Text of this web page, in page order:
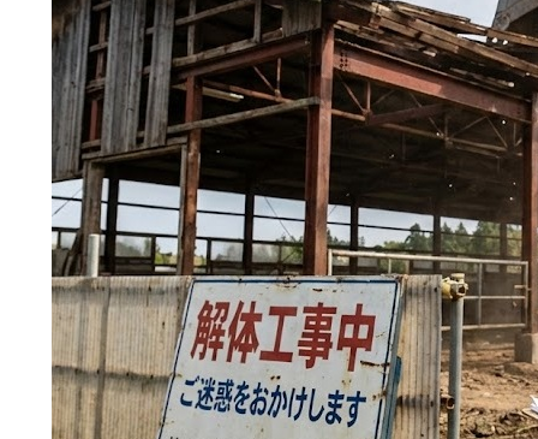
会社概要
施工事例
現場ブログ
補助金情報